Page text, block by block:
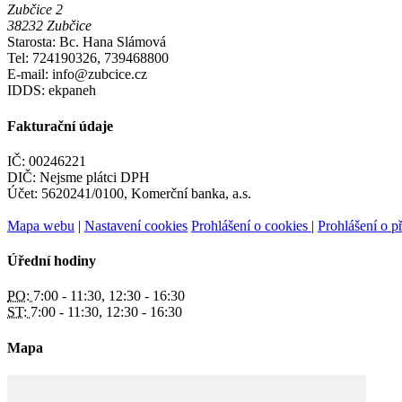
Zubčice 2
38232 Zubčice
Starosta: Bc. Hana Slámová
Tel: 724190326, 739468800
E-mail: info@zubcice.cz
IDDS: ekpaneh
Fakturační údaje
IČ: 00246221
DIČ: Nejsme plátci DPH
Účet: 5620241/0100, Komerční banka, a.s.
Mapa webu | Nastavení cookies Prohlášení o cookies | Prohlášení o
Úřední hodiny
PO: 7:00 - 11:30, 12:30 - 16:30
ST: 7:00 - 11:30, 12:30 - 16:30
Mapa